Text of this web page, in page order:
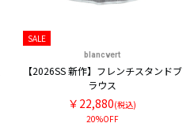
SALE
blancvert
【2026SS 新作】フレンチスタンドブ
ラウス
￥22,880(税込)
20%OFF